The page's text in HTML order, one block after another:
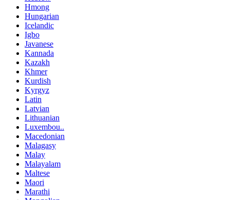
Hmong
Hungarian
Icelandic
Igbo
Javanese
Kannada
Kazakh
Khmer
Kurdish
Kyrgyz
Latin
Latvian
Lithuanian
Luxembou..
Macedonian
Malagasy
Malay
Malayalam
Maltese
Maori
Marathi